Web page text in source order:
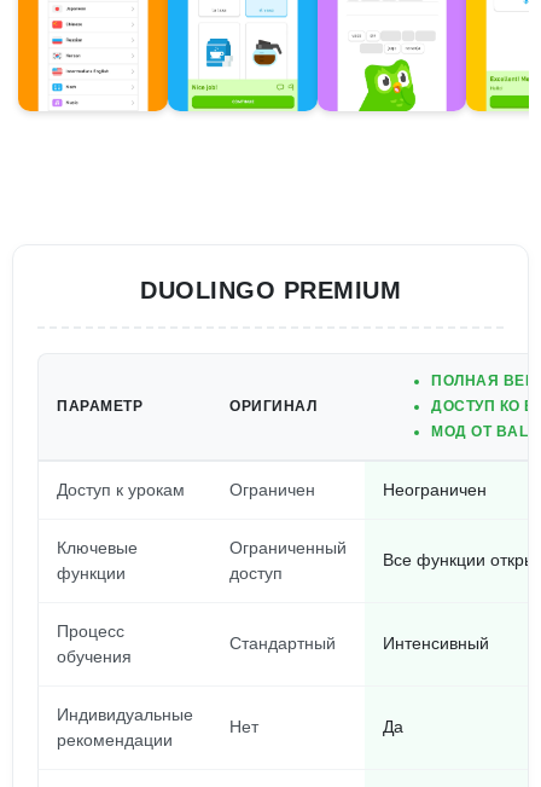
DUOLINGO PREMIUM
ПАРАМЕТР ОРИГИНАЛ
ПОЛНАЯ
ДОСТУП КО
МОД ОТ
Доступ к урокам Ограничен Неограничен
Ключевые
функции
Ограниченный
доступ
Все функции
Процесс
обучения
Стандартный Интенсивный
Индивидуальные
рекомендации
Нет Да